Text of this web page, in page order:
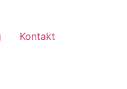
Kontakt